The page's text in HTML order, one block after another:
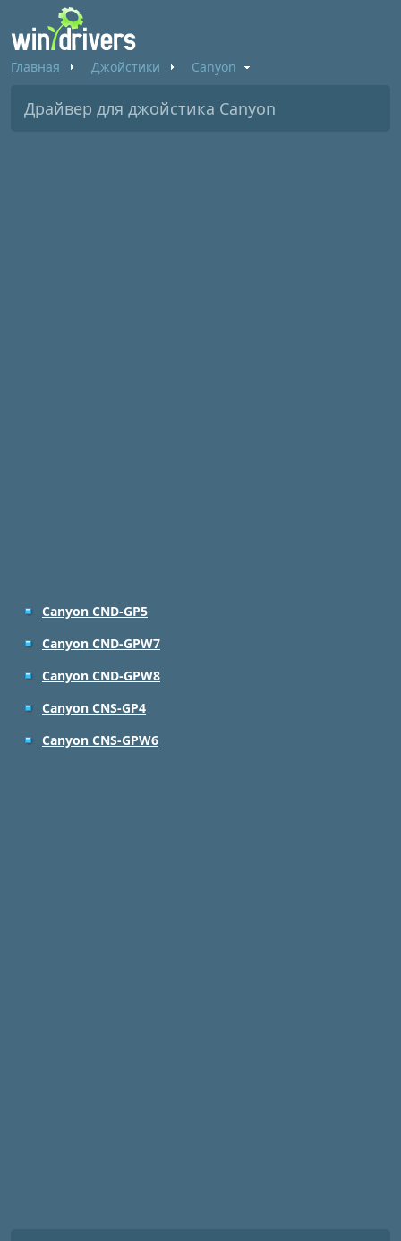
Главная Джойстики Canyon
Драйвер для джойстика Canyon
Canyon CND-GP5
Canyon CND-GPW7
Canyon CND-GPW8
Canyon CNS-GP4
Canyon CNS-GPW6